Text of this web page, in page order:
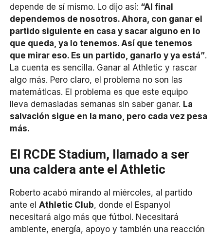
depende de sí mismo. Lo dijo así: “Al final
dependemos de nosotros. Ahora, con ganar el
partido siguiente en casa y sacar alguno en lo
que queda, ya lo tenemos. Así que tenemos
que mirar eso. Es un partido, ganarlo y ya está”.
La cuenta es sencilla. Ganar al Athletic y rascar
algo más. Pero claro, el problema no son las
matemáticas. El problema es que este equipo
lleva demasiadas semanas sin saber ganar. La
salvación sigue en la mano, pero cada vez pesa
más.
El RCDE Stadium, llamado a ser
una caldera ante el Athletic
Roberto acabó mirando al miércoles, al partido
ante el Athletic Club, donde el Espanyol
necesitará algo más que fútbol. Necesitará
ambiente, energía, apoyo y también una reacción